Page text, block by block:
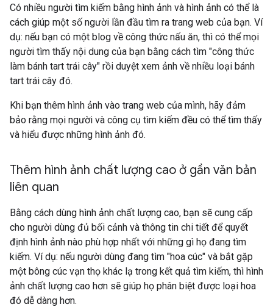
Có nhiều người tìm kiếm bằng hình ảnh và hình ảnh có thể là
cách giúp một số người lần đầu tìm ra trang web của bạn. Ví
dụ: nếu bạn có một blog về công thức nấu ăn, thì có thể mọi
người tìm thấy nội dung của bạn bằng cách tìm "công thức
làm bánh tart trái cây" rồi duyệt xem ảnh về nhiều loại bánh
tart trái cây đó.
Khi bạn thêm hình ảnh vào trang web của mình, hãy đảm
bảo rằng mọi người và công cụ tìm kiếm đều có thể tìm thấy
và hiểu được những hình ảnh đó.
Thêm hình ảnh chất lượng cao ở gần văn bản
liên quan
Bằng cách dùng hình ảnh chất lượng cao, bạn sẽ cung cấp
cho người dùng đủ bối cảnh và thông tin chi tiết để quyết
định hình ảnh nào phù hợp nhất với những gì họ đang tìm
kiếm. Ví dụ: nếu người dùng đang tìm "hoa cúc" và bắt gặp
một bông cúc vạn thọ khác lạ trong kết quả tìm kiếm, thì hình
ảnh chất lượng cao hơn sẽ giúp họ phân biệt được loại hoa
đó dễ dàng hơn.